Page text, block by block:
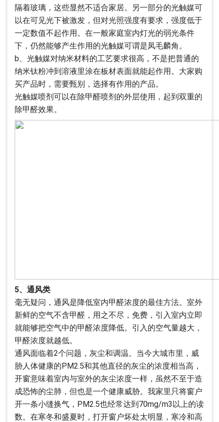
隔着玻璃，这些显然不适合家居。另一部分的光触媒可
以在可见光下被激发，但对光照强度有要求，强度低于
一定数值不起作用。在一般家庭室内灯光的弱光条件
下，仍然能够产生作用的光触媒可谓是凤毛麟角。
b、光触媒对纳米材料的工艺要求很高，不是把普通的
纳米钛粉冲到溶液里涂在板材表面就能起作用。大家购
买产品时，需要甄别，选择有作用的产品。
光触媒喷剂可以在除甲醛喷剂的外层使用，起到双重的
除甲醛效果。
5、通风类
毫无疑问，通风是降低室内甲醛浓度的最佳方法。室外
新鲜的空气不含甲醛，用之不尽，免费，引入室内立即
就能够把空气中的甲醛浓度降低。引入的空气量越大，
甲醛浓度就越低。
通风面临着2个问题，灰尘和调温。当今大城市里，威
胁人体健康的PM2.5和其他直径的灰尘的浓度相当高，
开窗意味着室内与室外的灰尘浓度一样，虽然不至于造
成恐怖的尘肺，但也是一个健康威胁。我家里只将窗户
开一条小缝换气，PM2.5也经常达到70mg/m3以上的读
数。在寒冬和盛夏时，打开窗户坏处太明显，寒冷和高